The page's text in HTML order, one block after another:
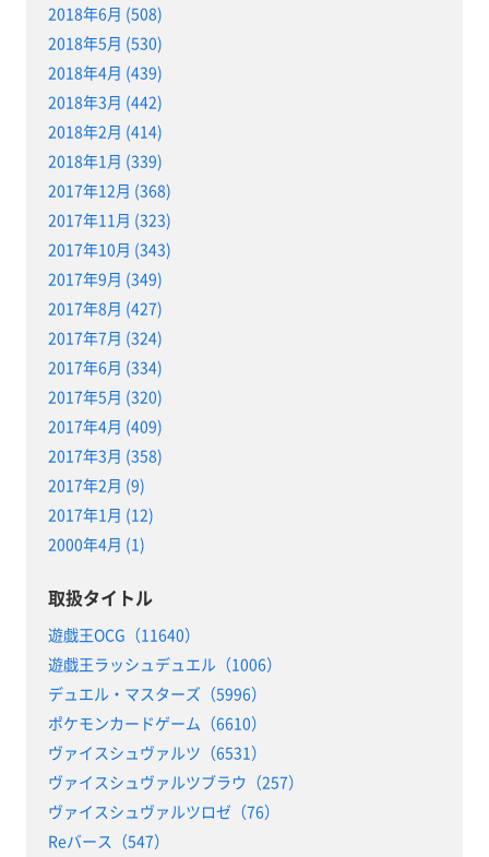
2018年6月 (508)
2018年5月 (530)
2018年4月 (439)
2018年3月 (442)
2018年2月 (414)
2018年1月 (339)
2017年12月 (368)
2017年11月 (323)
2017年10月 (343)
2017年9月 (349)
2017年8月 (427)
2017年7月 (324)
2017年6月 (334)
2017年5月 (320)
2017年4月 (409)
2017年3月 (358)
2017年2月 (9)
2017年1月 (12)
2000年4月 (1)
取扱タイトル
遊戯王OCG（11640）
遊戯王ラッシュデュエル（1006）
デュエル・マスターズ（5996）
ポケモンカードゲーム（6610）
ヴァイスシュヴァルツ（6531）
ヴァイスシュヴァルツブラウ（257）
ヴァイスシュヴァルツロゼ（76）
Reバース（547）